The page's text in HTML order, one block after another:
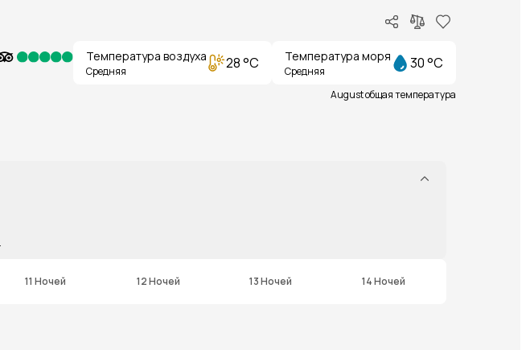
Температура воздуха
Средняя 28 °C Температура моря
Средняя 30 °C
August общая температура
11 Ночей 12 Ночей 13 Ночей 14 Ночей